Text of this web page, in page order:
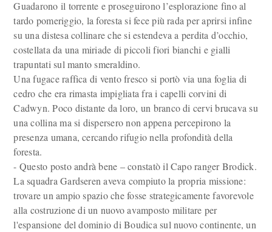
Guadarono il torrente e proseguirono l’esplorazione fino al
tardo pomeriggio, la foresta si fece più rada per aprirsi infine
su una distesa collinare che si estendeva a perdita d’occhio,
costellata da una miriade di piccoli fiori bianchi e gialli
trapuntati sul manto smeraldino.
Una fugace raffica di vento fresco si portò via una foglia di
cedro che era rimasta impigliata fra i capelli corvini di
Cadwyn. Poco distante da loro, un branco di cervi brucava su
una collina ma si dispersero non appena percepirono la
presenza umana, cercando rifugio nella profondità della
foresta.
- Questo posto andrà bene – constatò il Capo ranger Brodick.
La squadra Gardseren aveva compiuto la propria missione:
trovare un ampio spazio che fosse strategicamente favorevole
alla costruzione di un nuovo avamposto militare per
l'espansione del dominio di Boudica sul nuovo continente, un